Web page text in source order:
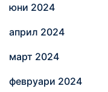
юни 2024
април 2024
март 2024
февруари 2024